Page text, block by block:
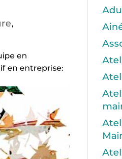
,
en
en entreprise: